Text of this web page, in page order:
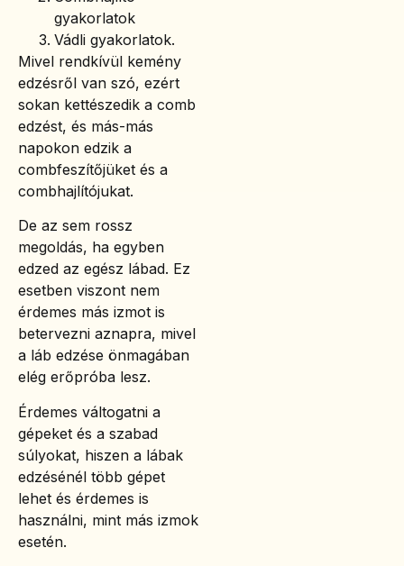
gyakorlatok
Vádli gyakorlatok.
Mivel rendkívül kemény
edzésről van szó, ezért
sokan kettészedik a comb
edzést, és más-más
napokon edzik a
combfeszítőjüket és a
combhajlítójukat.
De az sem rossz
megoldás, ha egyben
edzed az egész lábad. Ez
esetben viszont nem
érdemes más izmot is
betervezni aznapra, mivel
a láb edzése önmagában
elég erőpróba lesz.
Érdemes váltogatni a
gépeket és a szabad
súlyokat, hiszen a lábak
edzésénél több gépet
lehet és érdemes is
használni, mint más izmok
esetén.